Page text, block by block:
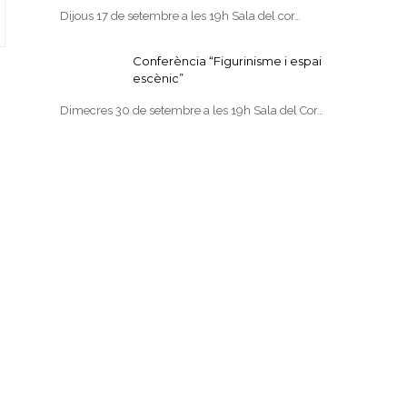
Dijous 17 de setembre a les 19h Sala del cor…
Conferència “Figurinisme i espai
escènic”
Dimecres 30 de setembre a les 19h Sala del Cor…